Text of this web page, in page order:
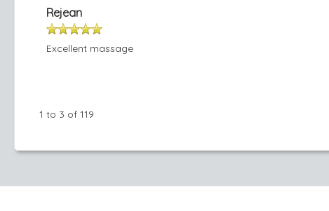
Rejean
Excellent massage
1 to 3 of 119